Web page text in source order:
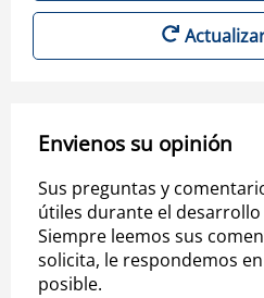
Envienos su opinión
Sus preguntas y
útiles durante el desarrollo
Siempre leemos sus
solicita, le respondemos
posible.